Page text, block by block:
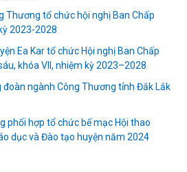
Thương tổ chức hội nghị Ban Chấp
2023-2028
Ea Kar tổ chức Hội nghị Ban Chấp
khóa VII, nhiệm kỳ 2023–2028
đoàn ngành Công Thương tỉnh Đắk Lắk
phối hợp tổ chức bế mạc Hội thao
dục và Đào tạo huyện năm 2024